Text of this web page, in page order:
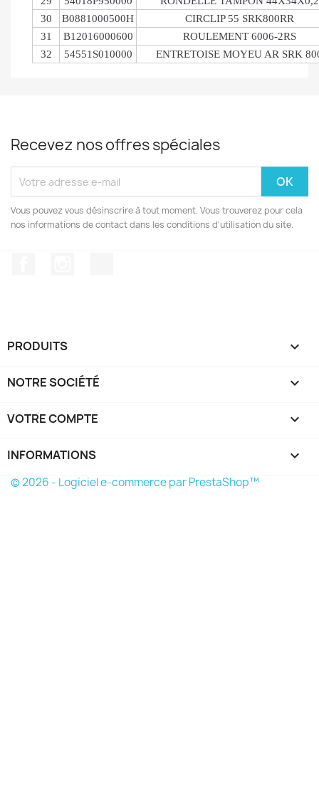
30
B0881000500H
CIRCLIP 55 SRK800RR
31
B12016000600
ROULEMENT 6006-2RS
32
54551S010000 ENTRETOISE MOYEU AR SRK
Recevez nos offres spéciales
Vous pouvez vous désinscrire à tout moment. Vous trouverez pour cela
nos informations de contact dans les conditions d'utilisation du site.
PRODUITS 
NOTRE SOCIÉTÉ 
VOTRE COMPTE 
INFORMATIONS keyboard_arrow_down
© 2026 - Logiciel e-commerce par PrestaShop™